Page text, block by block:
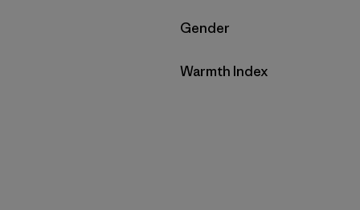
Filtrar por
Gender
Filtrar por
Warmth Index